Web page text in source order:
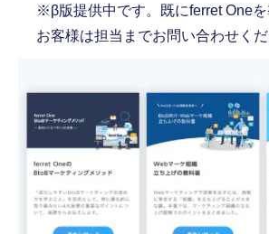
※β版提供中です。既にferret One
お客様は担当までお問い合わせくだ